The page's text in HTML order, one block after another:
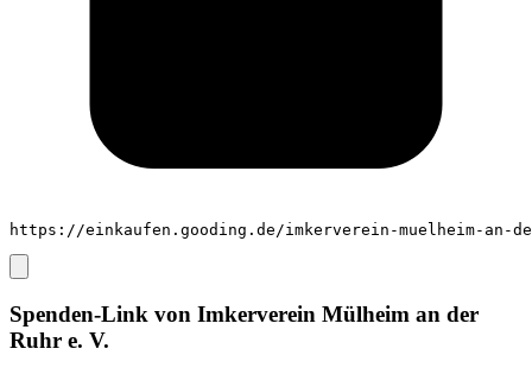
https://einkaufen.gooding.de/imkerverein-muelheim-an-
Spenden-Link von Imkerverein Mülheim an der
Ruhr e. V.